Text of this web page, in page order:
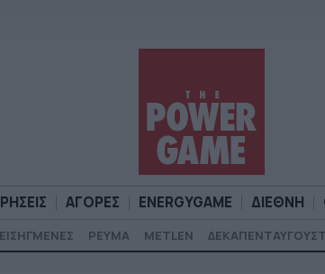
ΑΓΟΡΕΣ ENERGYGAME ΔΙΕΘΝΗ
ΕΙΣΗΓΜΕΝΕΣ ΡΕΥΜΑ METLEN